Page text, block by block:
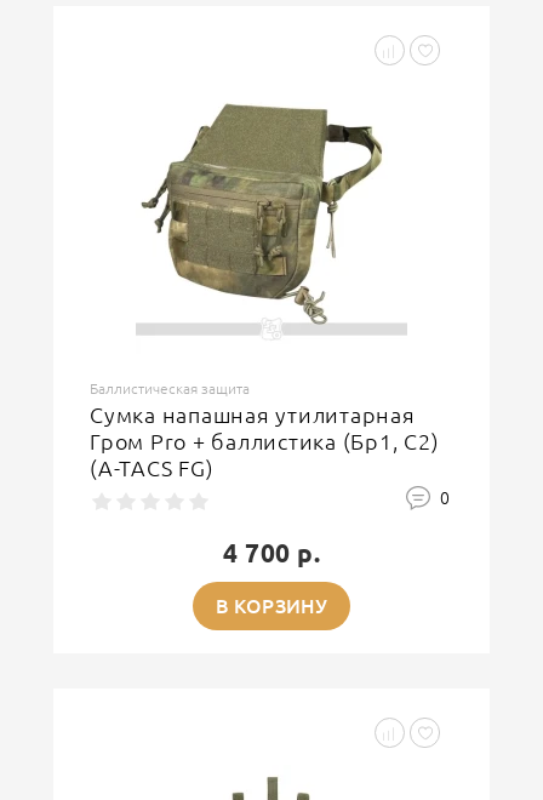
Баллистическая защита
Сумка напашная утилитарная
Гром Pro + баллистика (Бр1, С2)
(A-TACS FG)
0
4 700 р.
В КОРЗИНУ